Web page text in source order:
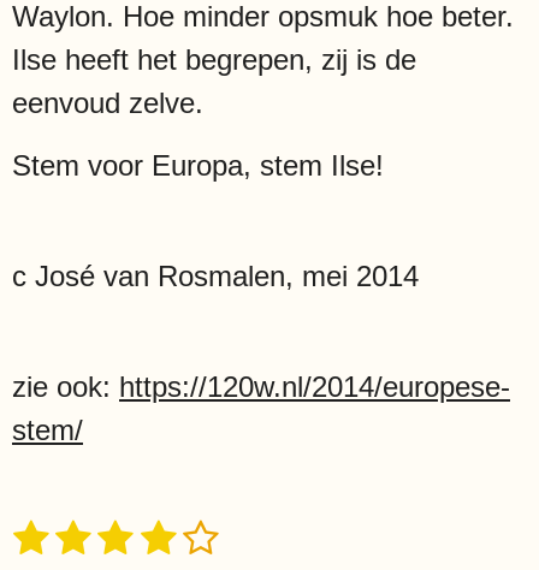
Waylon. Hoe minder opsmuk hoe beter.
Ilse heeft het begrepen, zij is de
eenvoud zelve.
Stem voor Europa, stem Ilse!
c José van Rosmalen, mei 2014
zie ook: https://120w.nl/2014/europese-
stem/
R
a
1 2 3 4 5
S